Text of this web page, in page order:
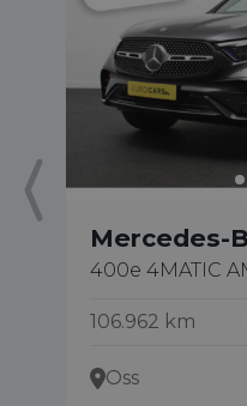
Mercedes-
400e 4MATIC
106.962 km
Oss